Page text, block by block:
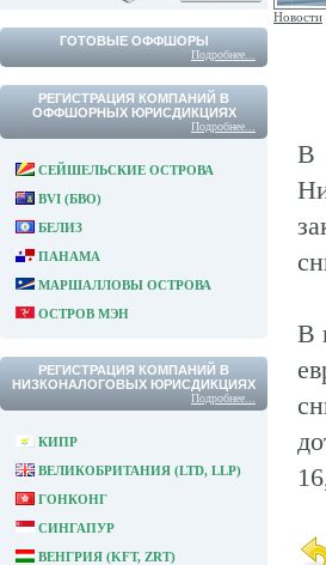
ГОТОВЫЕ ОФФШОРЫ
Подробнее...
РЕГИСТРАЦИЯ КОМПАНИЙ В
ОФФШОРНЫХ ЮРИСДИКЦИЯХ
Подробнее...
СЕЙШЕЛЬСКИЕ ОСТРОВА
BVI (БВО)
БЕЛИЗ
ПАНАМА
МАРШАЛЛОВЫ ОСТРОВА
ОСТРОВ МЭН
РЕГИСТРАЦИЯ КОМПАНИЙ В
НИЗКОНАЛОГОВЫХ ЮРИСДИКЦИЯХ
Подробнее...
КИПР
ВЕЛИКОБРИТАНИЯ (LTD, LLP)
ГОНКОНГ
СИНГАПУР
ВЕНГРИЯ (KFT, ZRT)
Новости
В
В